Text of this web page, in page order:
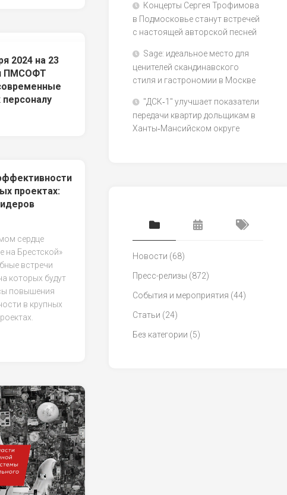
2024 на 23
ПМСОФТ
проектах:
сердце
на Брестской»
встречи
которых будут
повышения
в крупных
Концерты Сергея Трофимова
в Подмосковье станут встречей
с настоящей авторской песней
Sage: идеальное место для
ценителей скандинавского
стиля и гастрономии в Москве
"ДСК‑1" улучшает показатели
передачи квартир дольщикам в
Ханты‑Мансийском округе
Новости (68)
Пресс-релизы (872)
События и мероприятия (44)
Статьи (24)
Без категории (5)